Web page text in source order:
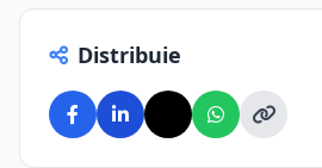
Distribuie